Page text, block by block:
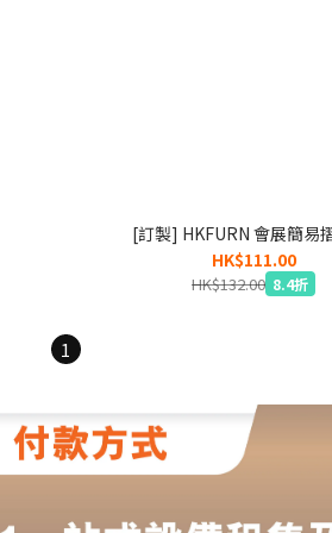
[訂製] HKFURN 會展簡易
HK$111.00
HK$132.00 8.4折
1